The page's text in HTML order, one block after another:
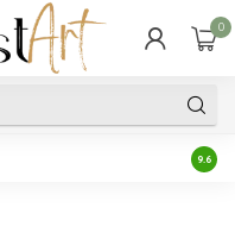
0
9.6